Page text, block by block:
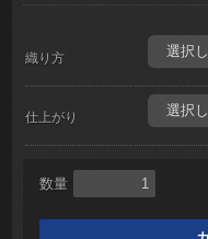
織り方
仕上がり
数量